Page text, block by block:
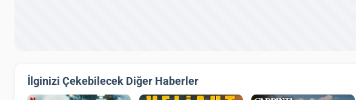
İlginizi Çekebilecek Diğer Haberler